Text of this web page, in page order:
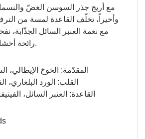
مع أريج جذر السوسن الغضّ
وأخيراً، تخلّف القاعدة لمسة من
مع نغمة العنبر السائل الجذّابة،
رائحة أخشاب البردي الدافئة.
المقدّمة: الخوخ الإيطالي،
القلب: الورد
القاعدة: العنبر السائل،